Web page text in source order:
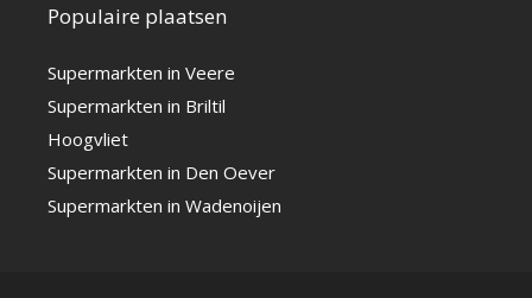
Populaire plaatsen
Supermarkten in Veere
Supermarkten in Briltil
Hoogvliet
Supermarkten in Den Oever
Supermarkten in Wadenoijen